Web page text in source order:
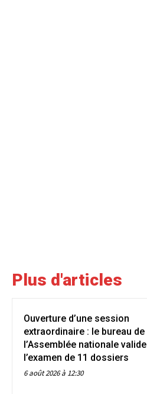
Plus d'articles
Ouverture d’une session
extraordinaire : le bureau de
l’Assemblée nationale valide
l’examen de 11 dossiers
6 août 2026 à 12:30